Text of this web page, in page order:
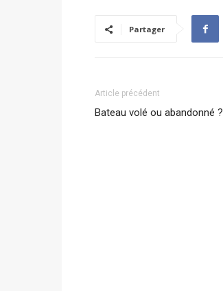
Partager
Article précédent
Bateau volé ou abandonné ?